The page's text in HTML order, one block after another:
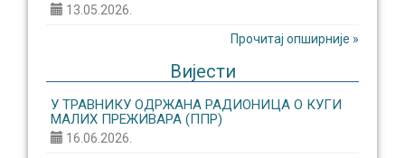
13.05.2026.
Прочитај опширније »
Вијести
У ТРАВНИКУ ОДРЖАНА РАДИОНИЦА О КУГИ
МАЛИХ ПРЕЖИВАРА (ППР)
16.06.2026.